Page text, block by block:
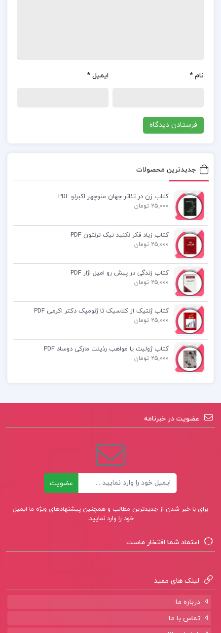
چگونه معمارانه طراحی کنیم 3 pdf
پی دی اف کتاب چگونه معمارانه طراحی کنیم
دانلود کتاب چگونه معمارانه طراحی کنیم جلد 3
کتاب چکونه معمارانه طراحی کنیم احسان طایفه
دانلود کتاب چگونه معمارانه طراحی کنیم ۳ احسان
طایفه PDF
کتاب پیشنهادی📚
کتاب مبانی اقتصاد سنجی دکتر حمید ابریشمی
کتاب برنامه ریزی استراتژیک منابع انسانی محمد
نام * ایمیل *
جدیدترین محصولات
کتاب زن در تئاتر جهان منوچهر اکبرلو PDF
25,000 تومان
کتاب زیاد فکر نکنید نیک ترنتون PDF
25,000 تومان
کتاب زندگی در پیش رو امیل اژار PDF
25,000 تومان
کتاب ژنتیک از کلاسیک تا ژنومیک دکتر اکرمی PDF
25,000 تومان
کتاب ژولیت یا مواهب رذیلت مارکی دوساد PDF
25,000 تومان
عضویت در خبرنامه
عضویت
برای با خبر شدن از جدیدترین مطالب و همچنین پیشنهادهای ویژه ما ایمیل
خود را وارد نمایید.
اعتماد شما افتخار ماست
لینک های مفید
درباره ما
تماس با ما